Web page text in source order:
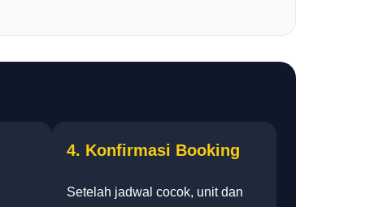
4. Konfirmasi Booking
Setelah jadwal cocok, unit dan